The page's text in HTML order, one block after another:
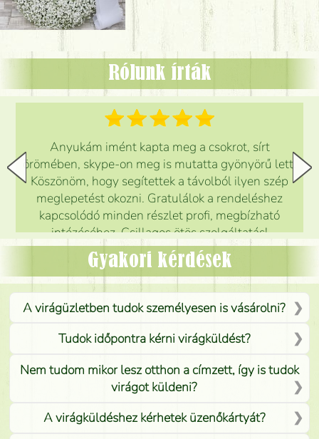
Rólunk írták
Anyukám imént kapta meg a csokrot, sírt
örömében, skype-on meg is mutatta gyönyörű lett.
Köszönöm, hogy segítettek a távolból ilyen szép
meglepetést okozni. Gratulálok a rendeléshez
kapcsolódó minden részlet profi, megbízható
intézéséhez. Csillagos ötös szolgáltatás!
Mónika
Gyakori kérdések
A virágüzletben tudok személyesen is vásárolni?
Tudok időpontra kérni virágküldést?
Nem tudom mikor lesz otthon a címzett, így is tudok
virágot küldeni?
A virágküldéshez kérhetek üzenőkártyát?